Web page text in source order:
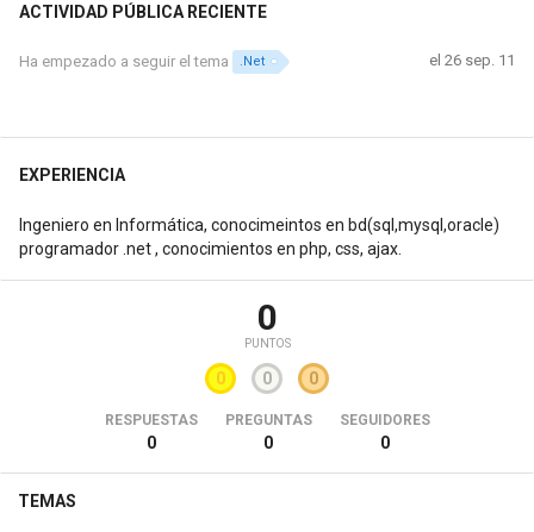
ACTIVIDAD PÚBLICA RECIENTE
Ha empezado a seguir el tema .Net el 26 sep. 11
EXPERIENCIA
Ingeniero en Informática, conocimeintos en bd(sql,mysql,oracle)
programador .net , conocimientos en php, css, ajax.
0
PUNTOS
0 0 0
RESPUESTAS
0
PREGUNTAS
0
SEGUIDORES
0
TEMAS